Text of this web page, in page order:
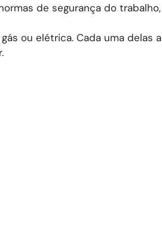
de segurança do
ou elétrica. Cada uma delas